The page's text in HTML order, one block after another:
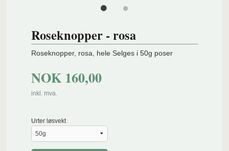
Roseknopper - rosa
Roseknopper, rosa, hele Selges i 50g poser
NOK 160,00
inkl. mva.
Urter løsvekt